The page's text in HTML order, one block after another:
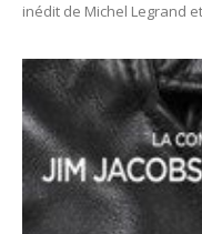
inédit de Michel Legrand